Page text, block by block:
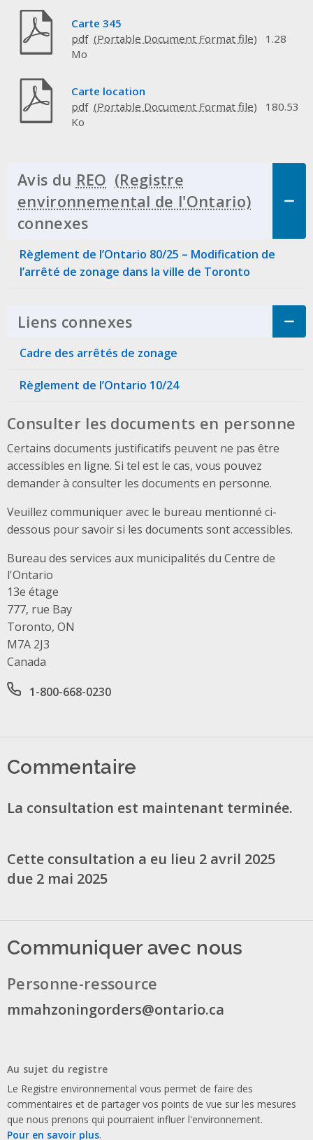
Carte 345
pdf
1.28
Mo
Carte location
pdf
180.53
Ko
Avis du REO
connexes
Règlement de l’Ontario 80/25 – Modification de
l’arrêté de zonage dans la ville de Toronto
Liens connexes Click to Expand
Cadre des arrêtés de zonage
Règlement de l’Ontario 10/24
Consulter les documents en personne
Certains documents justificatifs peuvent ne pas être
accessibles en ligne. Si tel est le cas, vous pouvez
demander à consulter les documents en personne.
Veuillez communiquer avec le bureau mentionné ci-
dessous pour savoir si les documents sont accessibles.
Bureau des services aux municipalités du Centre de
l'Ontario
Address
13e étage
777, rue Bay
Toronto, ON
M7A 2J3
Canada
Office phone number
1-800-668-0230
Commentaire
La consultation est maintenant terminée.
Cette consultation a eu lieu 2 avril 2025
due 2 mai 2025
Communiquer avec nous
Personne-ressource
mmahzoningorders@ontario.ca
Au sujet du registre
Le Registre environnemental vous permet de faire des
commentaires et de partager vos points de vue sur les mesures
que nous prenons qui pourraient influer l'environnement.
Pour en savoir plus.